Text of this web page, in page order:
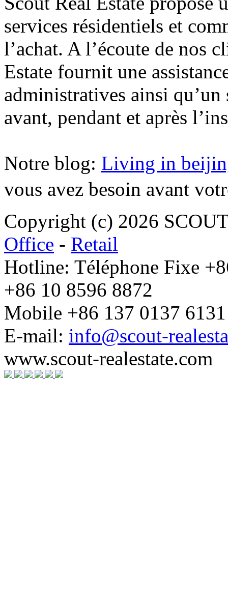
services résidentiels et
l’achat. A l’écoute de nos
Estate fournit une
administratives ainsi
avant, pendant et après
Notre blog: Living in
vous avez besoin avant
Copyright (c) 2026
Office - Retail
Hotline: Téléphone Fixe
+86 10 8596 8872
Mobile +86 137 0137 6131
E-mail: info@scout-
www.scout-realestate.com